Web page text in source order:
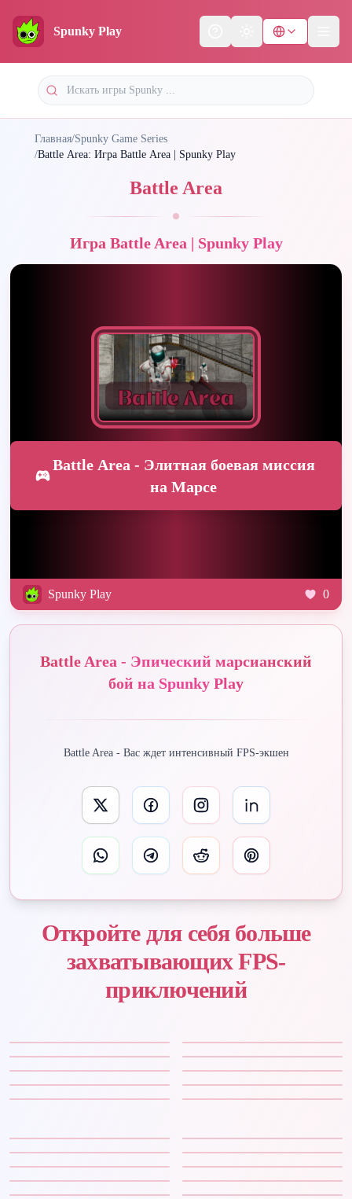
Spunky Play Theme
Главная/Spunky Game Series
/Battle Area: Игра Battle Area | Spunky Play
Battle Area
Игра Battle Area | Spunky Play
Battle Area - Элитная боевая миссия
на Марсе
Spunky Play 0
Battle Area - Эпический марсианский
бой на Spunky Play
Battle Area - Вас ждет интенсивный FPS-экшен
Откройте для себя больше
захватывающих FPS-
приключений